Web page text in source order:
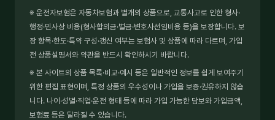
※ 운전자보험은 자동차보험과 별개의 상품으로, 교통사고로 인한 형사·
행정·민사상 비용(형사합의금·벌금·변호사선임비용 등)을 보장합니다. 보
장 항목·한도·특약 구성·갱신 여부는 보험사 및 상품에 따라 다르며, 가입
전 상품설명서와 약관을 반드시 확인하시기 바랍니다.
※ 본 사이트의 상품 목록·비교·예시 등은 일반적인 정보를 쉽게 보여주기
위한 편집 표현이며, 특정 상품의 우수성이나 가입을 보증·권유하지 않습
니다. 나이·성별·직업·운전 형태 등에 따라 가입 가능한 담보와 가입금액,
보험료 등은 달라질 수 있습니다.